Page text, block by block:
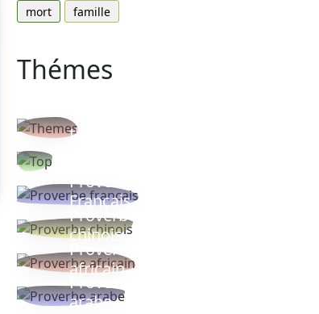
mort
famille
Thémes
thèmes
Proverbe
Français
Proverbe
chinois
Proverbe
africain
Proverbe
arabe